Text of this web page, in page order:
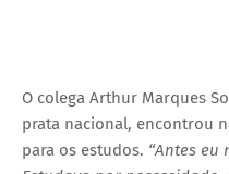
O colega Arthur Marques
prata nacional, encontrou
para os estudos. “Antes eu